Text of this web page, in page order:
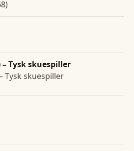
Tysk skuespiller
Tysk skuespiller